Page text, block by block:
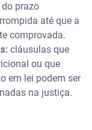
prazo
até que a
comprovada.
cláusulas que
ou que
em lei podem ser
na justiça.